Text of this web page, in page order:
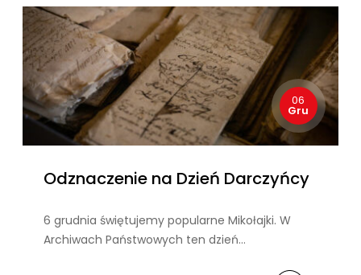
06
Gru
Odznaczenie na Dzień Darczyńcy
6 grudnia świętujemy popularne Mikołajki. W
Archiwach Państwowych ten dzień…